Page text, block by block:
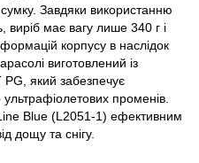
Завдяки використанню
виріб має вагу лише 340 г і
корпусу в наслідок
виготовлений із
PG, який забезпечує
ультрафіолетових променів.
Blue (L2051-1) ефективним
дощу та снігу.